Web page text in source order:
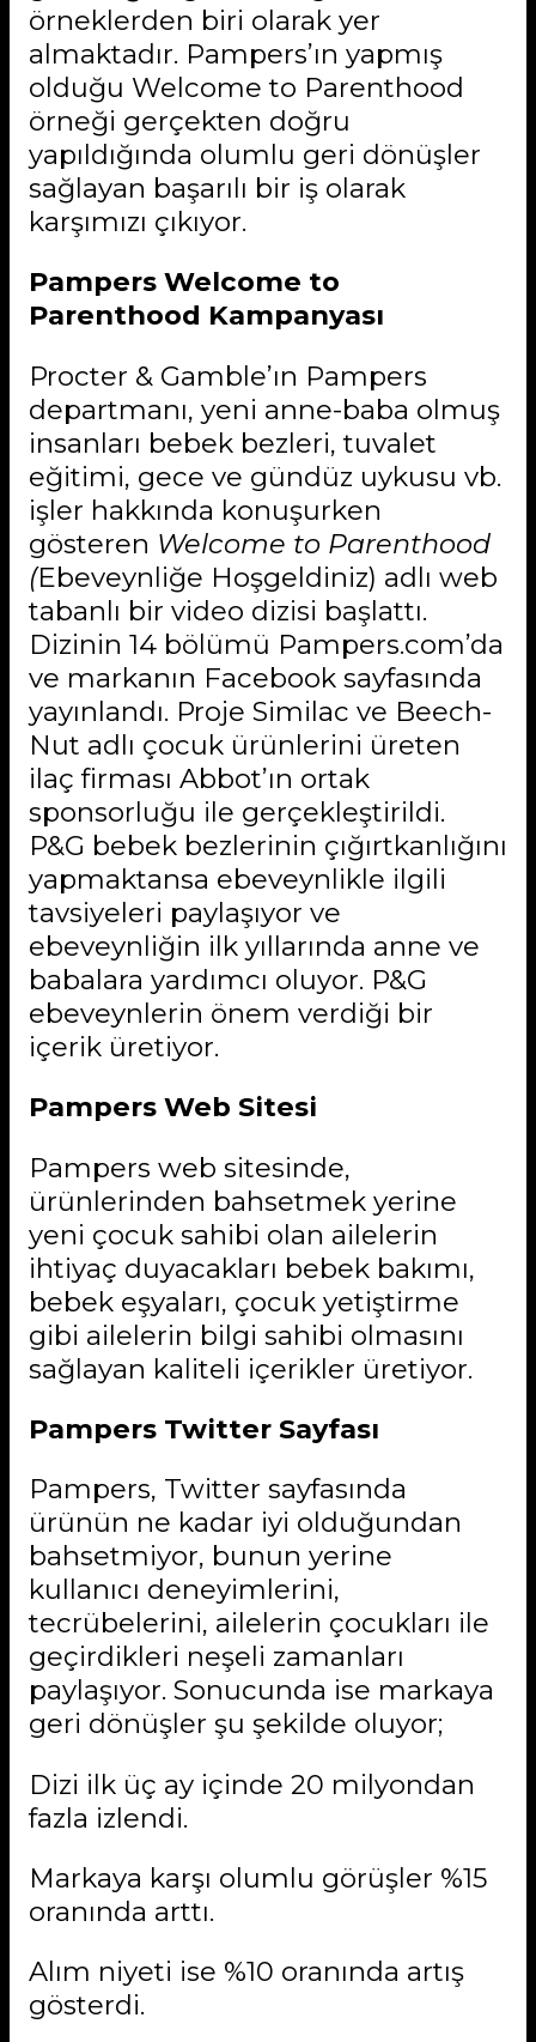
örneklerden biri olarak yer
almaktadır. Pampers’ın yapmış
olduğu Welcome to Parenthood
örneği gerçekten doğru
yapıldığında olumlu geri dönüşler
sağlayan başarılı bir iş olarak
karşımızı çıkıyor.
Pampers Welcome to
Parenthood Kampanyası
Procter & Gamble’ın Pampers
departmanı, yeni anne-baba olmuş
insanları bebek bezleri, tuvalet
eğitimi, gece ve gündüz uykusu vb.
işler hakkında konuşurken
gösteren Welcome to Parenthood
(Ebeveynliğe Hoşgeldiniz) adlı web
tabanlı bir video dizisi başlattı.
Dizinin 14 bölümü Pampers.com’da
ve markanın Facebook sayfasında
yayınlandı. Proje Similac ve Beech-
Nut adlı çocuk ürünlerini üreten
ilaç firması Abbot’ın ortak
sponsorluğu ile gerçekleştirildi.
P&G bebek bezlerinin çığırtkanlığını
yapmaktansa ebeveynlikle ilgili
tavsiyeleri paylaşıyor ve
ebeveynliğin ilk yıllarında anne ve
babalara yardımcı oluyor. P&G
ebeveynlerin önem verdiği bir
içerik üretiyor.
Pampers Web Sitesi
Pampers web sitesinde,
ürünlerinden bahsetmek yerine
yeni çocuk sahibi olan ailelerin
ihtiyaç duyacakları bebek bakımı,
bebek eşyaları, çocuk yetiştirme
gibi ailelerin bilgi sahibi olmasını
sağlayan kaliteli içerikler üretiyor.
Pampers Twitter Sayfası
Pampers, Twitter sayfasında
ürünün ne kadar iyi olduğundan
bahsetmiyor, bunun yerine
kullanıcı deneyimlerini,
tecrübelerini, ailelerin çocukları ile
geçirdikleri neşeli zamanları
paylaşıyor. Sonucunda ise markaya
geri dönüşler şu şekilde oluyor;
Dizi ilk üç ay içinde 20 milyondan
fazla izlendi.
Markaya karşı olumlu görüşler %15
oranında arttı.
Alım niyeti ise %10 oranında artış
gösterdi.